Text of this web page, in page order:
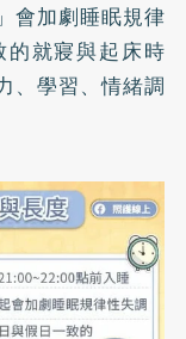
會加劇睡眠規律
就寢與起床時
、學習、情緒調